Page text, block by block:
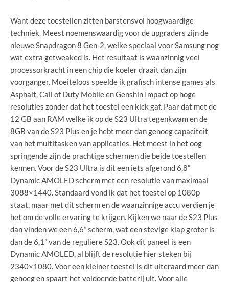
Want deze toestellen zitten barstensvol hoogwaardige
techniek. Meest noemenswaardig voor de upgraders zijn de
nieuwe Snapdragon 8 Gen-2, welke speciaal voor Samsung nog
wat extra getweaked is. Het resultaat is waanzinnig veel
processorkracht in een chip die koeler draait dan zijn
voorganger. Moeiteloos speelde ik grafisch intense games als
Asphalt, Call of Duty Mobile en Genshin Impact op hoge
resoluties zonder dat het toestel een kick gaf. Paar dat met de
12 GB aan RAM welke ik op de S23 Ultra tegenkwam en de
8GB van de S23 Plus en je hebt meer dan genoeg capaciteit
van het multitasken van applicaties. Het meest in het oog
springende zijn de prachtige schermen die beide toestellen
kennen. Voor de S23 Ultra is dit een iets afgerond 6,8”
Dynamic AMOLED scherm met een resolutie van maximaal
3088×1440. Standaard vond ik dat het toestel op 1080p
staat, maar met dit scherm en de waanzinnige accu verdien je
het om de volle ervaring te krijgen. Kijken we naar de S23 Plus
dan vinden we een 6,6” scherm, wat een stevige klap groter is
dan de 6,1” van de reguliere S23. Ook dit paneel is een
Dynamic AMOLED, al blijft de resolutie hier steken bij
2340×1080. Voor een kleiner toestel is dit uiteraard meer dan
genoeg en spaart het voldoende batterij uit. Voor alle